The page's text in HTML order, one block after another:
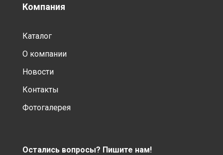
Компания
Каталог
О компании
Новости
Контакты
Фотогалерея
Остались вопросы? Пишите нам!